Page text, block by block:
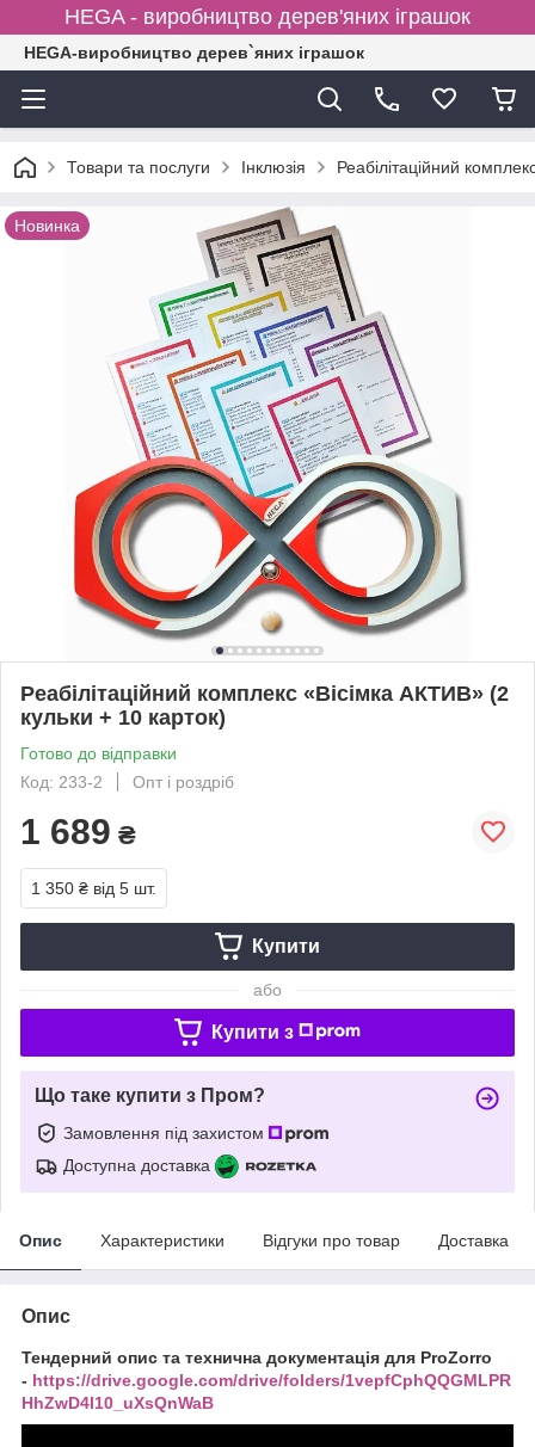
HEGA - виробництво дерев'яних іграшок
HEGA-виробництво дерев`яних іграшок
Товари та послуги Інклюзія Реабілітаційний
Новинка
Реабілітаційний комплекс «Вісімка АКТИВ» (2
кульки + 10 карток)
Готово до відправки
Код: 233-2
Опт і роздріб
1 689 ₴
1 350 ₴ від 5 шт.
Купити
або
Купити з
Що таке купити з Пром?
Замовлення під захистом
Доступна доставка
Опис Характеристики Відгуки про товар Доставка
Опис
Тендерний опис та технична документація для ProZorro
- https://drive.google.com/drive/folders/1vepfCphQQGMLPR
HhZwD4l10_uXsQnWaB